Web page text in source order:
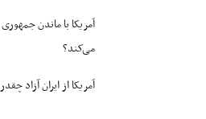
آمریکا با ماندن
می‌کند؟
آمریکا از ایران آزاد